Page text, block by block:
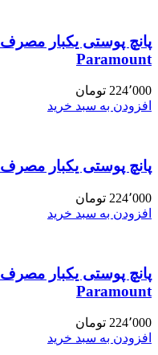
Paramount
224٬000 تومان
افزودن به سبد خرید
پانچ پوستی یکبار مصرف 4m 4-PUNCH Paramount
224٬000 تومان
افزودن به سبد خرید
Paramount
224٬000 تومان
افزودن به سبد خرید